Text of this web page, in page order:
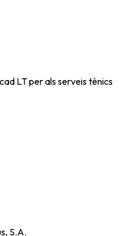
LT per als serveis tènics
S.A.